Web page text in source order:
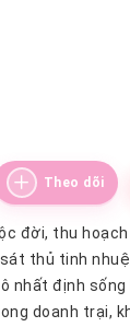
Theo dõi
đời, thu
thủ tinh
nhất định
doanh trại,